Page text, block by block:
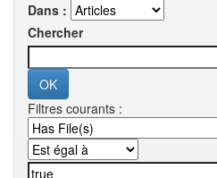
Dans :
Chercher
Filtres courants :